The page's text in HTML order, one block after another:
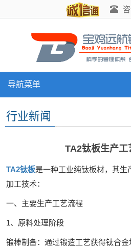
导航菜单
行业新闻
TA2钛板生产工
TA2钛板是一种工业纯钛板材，其生
加工技术：
一、主要生产工艺流程
1、原料处理阶段‌
锻棒制备：通过锻造工艺获得钛合金